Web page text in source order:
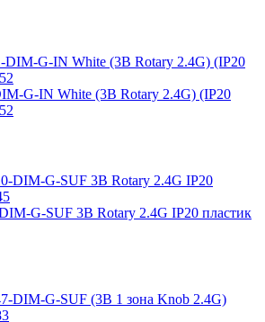
G-IN White (3В Rotary 2.4G) (IP20
G-SUF 3В Rotary 2.4G IP20 пластик